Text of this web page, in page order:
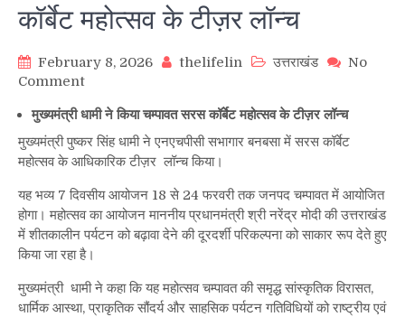
कॉर्बेट महोत्सव के टीज़र लॉन्च
February 8, 2026 thelifelin उत्तराखंड
No
Commenton
धामी
ने
किया
सरस
कॉर्बेट
महोत्सव
के
लॉन्च
मुख्यमंत्री धामी ने किया चम्पावत सरस कॉर्बेट महोत्सव के टीज़र लॉन्च
मुख्यमंत्री पुष्कर सिंह धामी ने एनएचपीसी सभागार बनबसा में सरस कॉर्बेट
महोत्सव के आधिकारिक टीज़र लॉन्च किया।
यह भव्य 7 दिवसीय आयोजन 18 से 24 फरवरी तक जनपद चम्पावत में आयोजित
होगा। महोत्सव का आयोजन माननीय प्रधानमंत्री श्री नरेंद्र मोदी की उत्तराखंड
में शीतकालीन पर्यटन को बढ़ावा देने की दूरदर्शी परिकल्पना को साकार रूप देते हुए
किया जा रहा है।
मुख्यमंत्री धामी ने कहा कि यह महोत्सव चम्पावत की समृद्ध सांस्कृतिक विरासत,
धार्मिक आस्था, प्राकृतिक सौंदर्य और साहसिक पर्यटन गतिविधियों को राष्ट्रीय एवं